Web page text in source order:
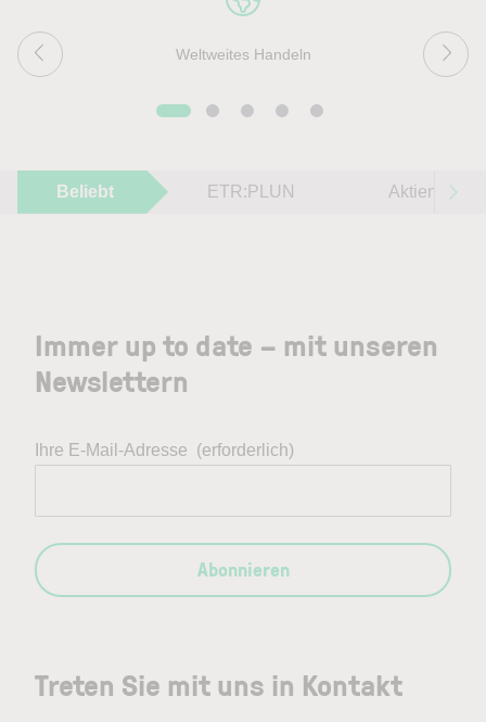
Weltweites Handeln
Beliebt ETR:PLUN Aktien im
Treten Sie mit uns in Kontakt
Immer up to date – mit unseren
Newslettern
Ihre E-Mail-Adresse (erforderlich)
Abonnieren